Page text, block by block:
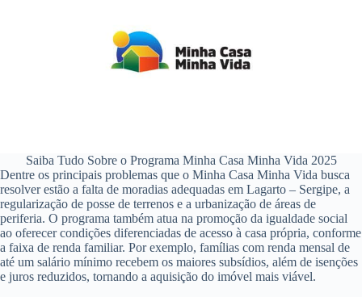
Saiba Tudo Sobre o Programa Minha Casa Minha Vida 2025
Dentre os principais problemas que o Minha Casa Minha Vida busca
resolver estão a falta de moradias adequadas em Lagarto – Sergipe, a
regularização de posse de terrenos e a urbanização de áreas de
periferia. O programa também atua na promoção da igualdade social
ao oferecer condições diferenciadas de acesso à casa própria, conforme
a faixa de renda familiar. Por exemplo, famílias com renda mensal de
até um salário mínimo recebem os maiores subsídios, além de isenções
e juros reduzidos, tornando a aquisição do imóvel mais viável.